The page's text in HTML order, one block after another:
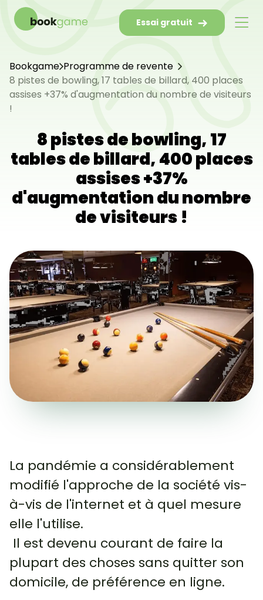
Essai gratuit
Bookgame Programme de revente
8 pistes de bowling, 17 tables de billard, 400 places
assises +37% d'augmentation du nombre de visiteurs
!
8 pistes de bowling, 17
tables de billard, 400 places
assises +37%
d'augmentation du nombre
de visiteurs !
La pandémie a considérablement
modifié l'approche de la société vis-
à-vis de l'internet et à quel mesure
elle l'utilise.
Il est devenu courant de faire la
plupart des choses sans quitter son
domicile, de préférence en ligne.